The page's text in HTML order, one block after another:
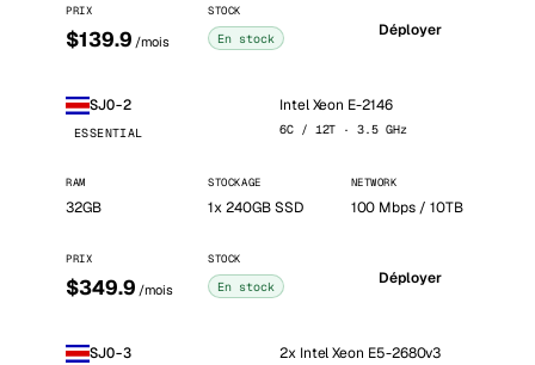
PRIX
$139.9 /mois
STOCK
En stock Déployer
SJO-2
ESSENTIAL
Intel Xeon E-2146
6C / 12T · 3.5 GHz
RAM
32GB
STOCKAGE
1x 240GB SSD
NETWORK
100 Mbps / 10TB
PRIX
$349.9 /mois
STOCK
En stock Déployer
SJO-3 2x Intel Xeon E5-2680v3